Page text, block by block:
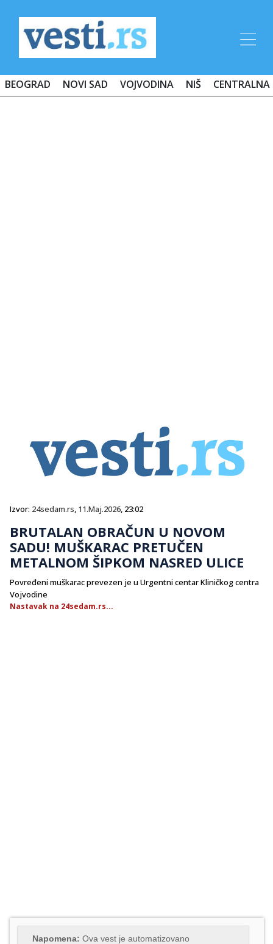
BEOGRAD NOVI SAD VOJVODINA NIŠ CENTRALNA
Izvor: 24sedam.rs, 11.Maj.2026, 23:02
BRUTALAN OBRAČUN U NOVOM
SADU! MUŠKARAC PRETUČEN
METALNOM ŠIPKOM NASRED ULICE
Povređeni muškarac prevezen je u Urgentni centar Kliničkog centra
Vojvodine
Nastavak na 24sedam.rs...
Napomena: Ova vest je automatizovano